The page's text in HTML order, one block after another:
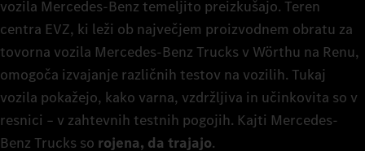
vozila Mercedes-Benz temeljito preizkušajo. Teren
centra EVZ, ki leži ob največjem proizvodnem obratu za
tovorna vozila Mercedes-Benz Trucks v Wörthu na Renu,
omogoča izvajanje različnih testov na vozilih. Tukaj
vozila pokažejo, kako varna, vzdržljiva in učinkovita so v
resnici – v zahtevnih testnih pogojih. Kajti Mercedes-
Benz Trucks so rojena, da trajajo.